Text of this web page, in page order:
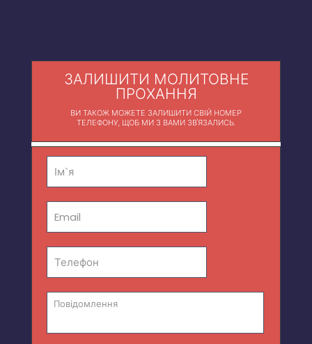
ЗАЛИШИТИ МОЛИТОВНЕ
ПРОХАННЯ
ВИ ТАКОЖ МОЖЕТЕ ЗАЛИШИТИ СВІЙ НОМЕР
ТЕЛЕФОНУ, ЩОБ МИ З ВАМИ ЗВ'ЯЗАЛИСЬ.